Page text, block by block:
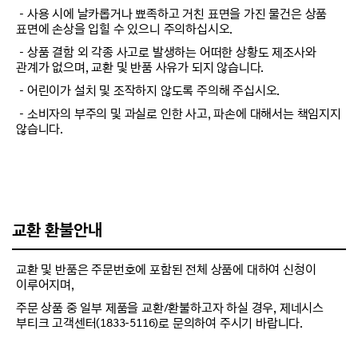
－사용 시에 날카롭거나 뾰족하고 거친 표면을 가진 물건은 상품
표면에 손상을 입힐 수 있으니 주의하십시오.
－상품 결함 외 각종 사고로 발생하는 어떠한 상황도 제조사와
관계가 없으며, 교환 및 반품 사유가 되지 않습니다.
－어린이가 설치 및 조작하지 않도록 주의해 주십시오.
－소비자의 부주의 및 과실로 인한 사고, 파손에 대해서는 책임지지
않습니다.
교환 환불안내
교환 및 반품은 주문번호에 포함된 전체 상품에 대하여 신청이
이루어지며,
주문 상품 중 일부 제품을 교환/환불하고자 하실 경우, 제네시스
부티크 고객센터(1833-5116)로 문의하여 주시기 바랍니다.